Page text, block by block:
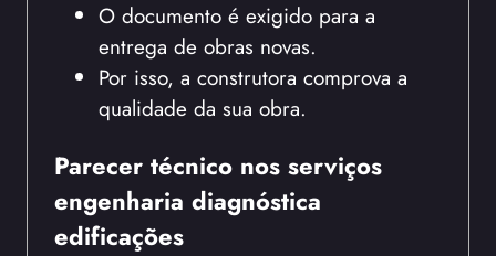
O documento é exigido para a
entrega de obras novas.
Por isso, a construtora comprova a
qualidade da sua obra.
Parecer técnico nos serviços
engenharia diagnóstica
edificações